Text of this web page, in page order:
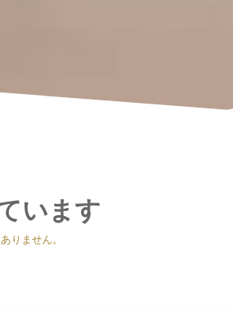
います
りません。